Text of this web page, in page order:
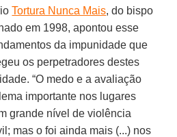
Tortura Nunca Mais, do bispo
em 1998, apontou esse
da impunidade que
os perpetradores destes
“O medo e a avaliação
importante nos lugares
grande nível de violência
mas o foi ainda mais (...) nos